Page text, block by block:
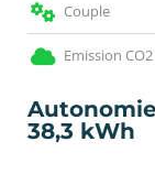
Couple
Emission CO2
38,3 kWh